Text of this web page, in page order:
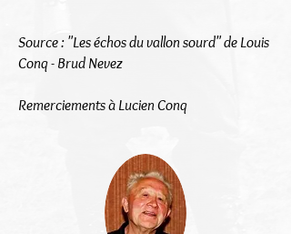
Source : "Les échos du vallon sourd" de Louis
Conq - Brud Nevez
Remerciements à Lucien Conq